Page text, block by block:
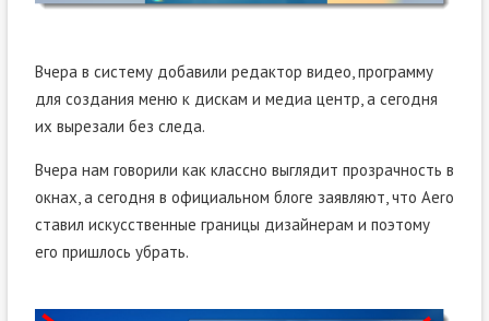
Вчера в систему добавили редактор видео, программу
для создания меню к дискам и медиа центр, а сегодня
их вырезали без следа.
Вчера нам говорили как классно выглядит прозрачность в
окнах, а сегодня в официальном блоге заявляют, что Aero
ставил искусственные границы дизайнерам и поэтому
его пришлось убрать.